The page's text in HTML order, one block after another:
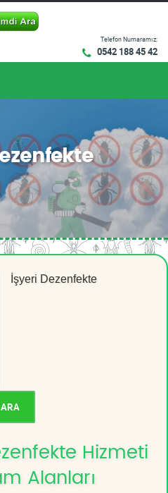
Telefon Numaramız:
0542 188 45 42
İşyeri Dezenfekte
Hizmeti
Alanları